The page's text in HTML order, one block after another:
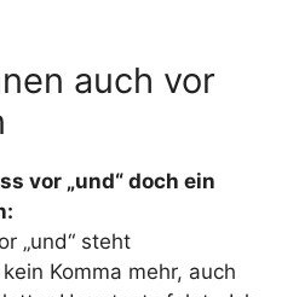
auch vor
vor „und“ doch ein
„und“ steht
Komma mehr, auch